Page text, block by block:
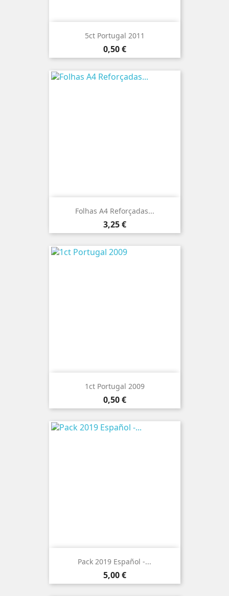
5ct Portugal 2011
Preço
0,50 €
Folhas A4 Reforçadas...
Preço
3,25 €
1ct Portugal 2009
Preço
0,50 €
Pack 2019 Español -...
Preço
5,00 €